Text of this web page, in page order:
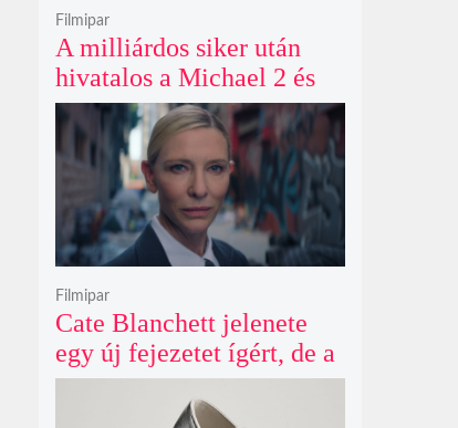
A milliárdos siker után
hivatalos a Michael 2 és
már a bemutató éve is
megvan
Filmipar
Cate Blanchett jelenete
egy új fejezetet ígért, de a
Netflix törölte David
Fincher Squid Game
Filmipar